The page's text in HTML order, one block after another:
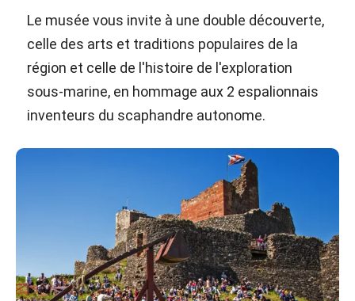
Le musée vous invite à une double découverte,
celle des arts et traditions populaires de la
région et celle de l'histoire de l'exploration
sous-marine, en hommage aux 2 espalionnais
inventeurs du scaphandre autonome.